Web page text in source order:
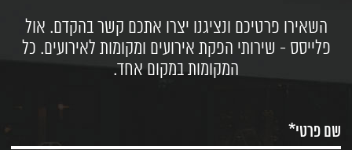
השאירו פרטיכם ונציגנו יצרו אתכם קשר בהקדם. אול
פלייסס - שירותי הפקת אירועים ומקומות לאירועים. כל
המקומות במקום אחד.